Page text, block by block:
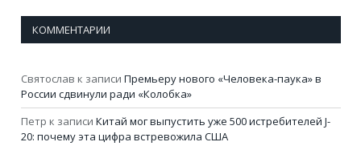
КОММЕНТАРИИ
Святослав к записи Премьеру нового «Человека-паука» в
России сдвинули ради «Колобка»
Петр к записи Китай мог выпустить уже 500 истребителей J-
20: почему эта цифра встревожила США